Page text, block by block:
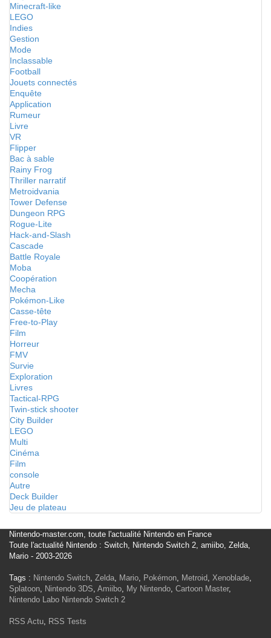
Minecraft-like
LEGO
Indies
Gestion
Mode
Inclassable
Football
Jouets connectés
Enquête
Application
Rumeur
Livre
VR
Flipper
Bac à sable
Rainy Frog
Thriller narratif
Metroidvania
Tower Defense
Dungeon RPG
Rogue-Lite
Hack-and-Slash
Cascade
Battle Royale
Moba
Coopération
Mecha
Pokémon-Like
Casse-tête
Free-to-Play
Film
Horreur
FMV
Survie
Exploration
Livres
Tactical-RPG
Twin-stick shooter
City Builder
LEGO
Multi
Cinéma
Film
console
Autre
Deck Builder
Jeu de plateau
Nintendo-master.com, toute l'actualité Nintendo en France
Toute l'actualité Nintendo : Switch, Nintendo Switch 2, amiibo, Zelda,
Mario - 2003-2026
Tags : Nintendo Switch, Zelda, Mario, Pokémon, Metroid, Xenoblade,
Splatoon, Nintendo 3DS, Amiibo, My Nintendo, Cartoon Master,
Nintendo Labo Nintendo Switch 2
RSS Actu, RSS Tests